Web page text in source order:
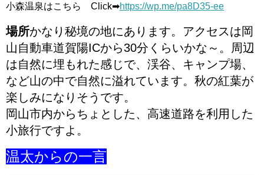
小森温泉はこちら Click➡https://wp.me/pa8D35-ee
場所かなり秘境の地にあります。アクセスは岡
山自動車道賀陽ICから30分くらいかな～。周辺
は自然に埋もれた感じで、渓谷、キャンプ場、
など山の中で自然に溢れています。秋の紅葉が
楽しみになりそうです。
岡山市内からちょとした、高速道路を利用した
小旅行ですよ。
温太からの一言